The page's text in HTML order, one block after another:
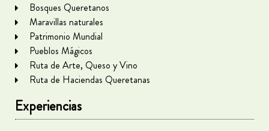
Bosques Queretanos
Maravillas naturales
Patrimonio Mundial
Pueblos Mágicos
Ruta de Arte, Queso y Vino
Ruta de Haciendas Queretanas
Experiencias